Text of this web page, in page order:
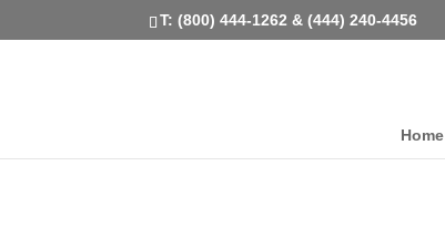
T: (800) 444-1262 & (444) 240-4456
Home